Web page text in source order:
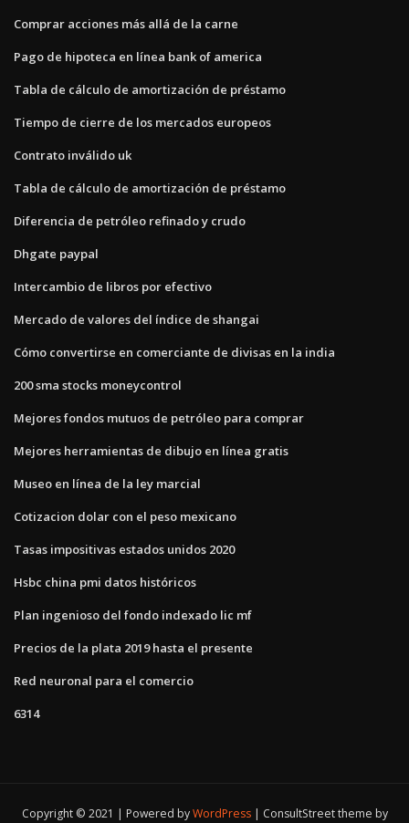
Comprar acciones más allá de la carne
Pago de hipoteca en línea bank of america
Tabla de cálculo de amortización de préstamo
Tiempo de cierre de los mercados europeos
Contrato inválido uk
Tabla de cálculo de amortización de préstamo
Diferencia de petróleo refinado y crudo
Dhgate paypal
Intercambio de libros por efectivo
Mercado de valores del índice de shangai
Cómo convertirse en comerciante de divisas en la india
200 sma stocks moneycontrol
Mejores fondos mutuos de petróleo para comprar
Mejores herramientas de dibujo en línea gratis
Museo en línea de la ley marcial
Cotizacion dolar con el peso mexicano
Tasas impositivas estados unidos 2020
Hsbc china pmi datos históricos
Plan ingenioso del fondo indexado lic mf
Precios de la plata 2019 hasta el presente
Red neuronal para el comercio
6314
Copyright © 2021 | Powered byWordPress ConsultStreet theme by